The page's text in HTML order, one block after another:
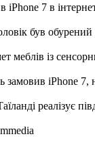
iPhone 7 в
був обурений
меблів із
замовив iPhone 7,
реалізує